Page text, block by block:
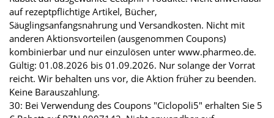
auf rezeptpflichtige Artikel, Bücher,
Säuglingsanfangsnahrung und Versandkosten. Nicht mit
anderen Aktionsvorteilen (ausgenommen Coupons)
kombinierbar und nur einzulösen unter www.pharmeo.de.
Gültig: 01.08.2026 bis 01.09.2026. Nur solange der Vorrat
reicht. Wir behalten uns vor, die Aktion früher zu beenden.
Keine Barauszahlung.
30: Bei Verwendung des Coupons "Ciclopoli5" erhalten Sie 5